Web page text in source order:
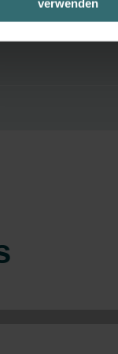
auf Ihren Interessen
Group Sales
verwenden